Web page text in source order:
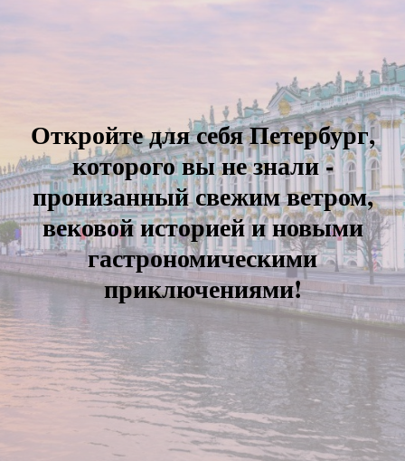
Откройте для себя Петербург,
которого вы не знали -
пронизанный свежим ветром,
вековой историей и новыми
гастрономическими
приключениями!